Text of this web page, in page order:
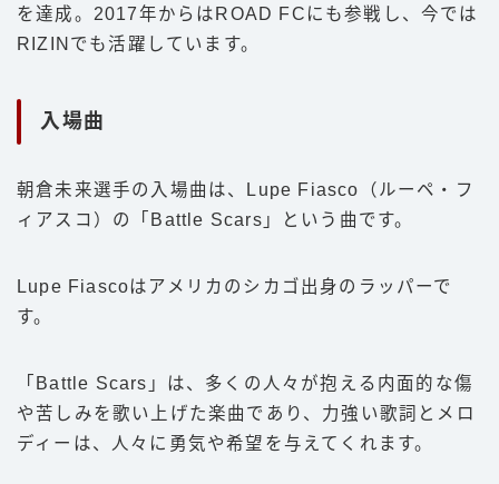
を達成。2017年からはROAD FCにも参戦し、今では
RIZINでも活躍しています。
入場曲
朝倉未来選手の入場曲は、Lupe Fiasco（ルーペ・フ
ィアスコ）の「Battle Scars」という曲です。
Lupe Fiascoはアメリカのシカゴ出身のラッパーで
す。
「Battle Scars」は、多くの人々が抱える内面的な傷
や苦しみを歌い上げた楽曲であり、力強い歌詞とメロ
ディーは、人々に勇気や希望を与えてくれます。